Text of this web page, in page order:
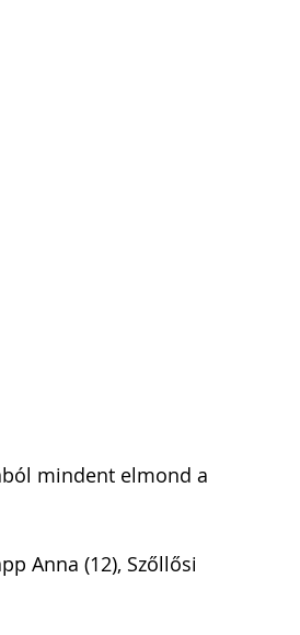
mindent elmond a
Anna (12), Szőllősi